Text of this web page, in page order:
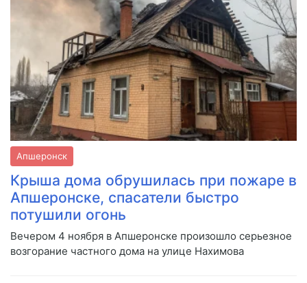
Апшеронск
Крыша дома обрушилась при пожаре в
Апшеронске, спасатели быстро
потушили огонь
Вечером 4 ноября в Апшеронске произошло серьезное
возгорание частного дома на улице Нахимова